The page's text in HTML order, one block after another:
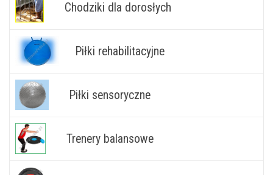
Chodziki dla dorosłych
Piłki rehabilitacyjne
Piłki sensoryczne
Trenery balansowe